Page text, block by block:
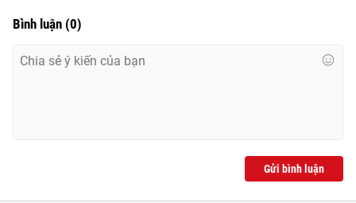
Ðiện thoại Thời báo VTV:
Bình luận (0)
Gửi bình luận